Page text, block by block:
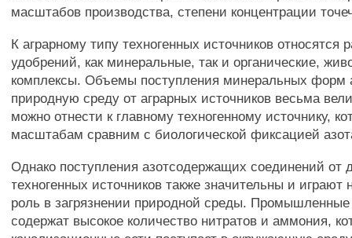
масштабов производства, степени концентрации
К аграрному типу техногенных источников относятся
удобрений, как минеральные, так и органические,
комплексы. Объемы поступления минеральных форм
природную среду от аграрных источников весьма
можно отнести к главному техногенному источнику,
масштабам сравним с биологической фиксацией
Однако поступления азотсодержащих соединений от
техногенных источников также значительны и
роль в загрязнении природной среды.
содержат высокое количество нитратов и аммония,